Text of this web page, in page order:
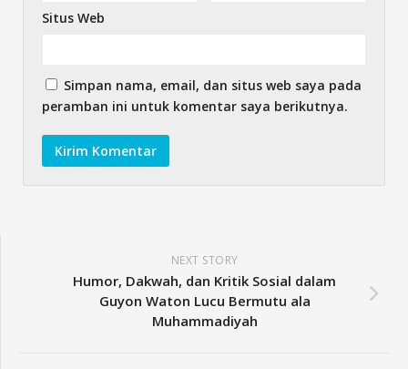
Situs Web
Simpan nama, email, dan situs web saya pada
peramban ini untuk komentar saya berikutnya.
NEXT STORY
Humor, Dakwah, dan Kritik Sosial dalam
Guyon Waton Lucu Bermutu ala
Muhammadiyah